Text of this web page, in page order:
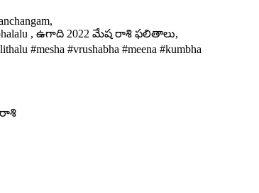
phalalu , ఉగాది 2022 మేష రాశి ఫలితాలు,
#mesha #vrushabha #meena #kumbha